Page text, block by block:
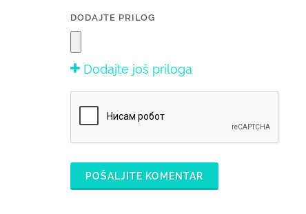
DODAJTE PRILOG
Dodajte još priloga
POŠALJITE KOMENTAR